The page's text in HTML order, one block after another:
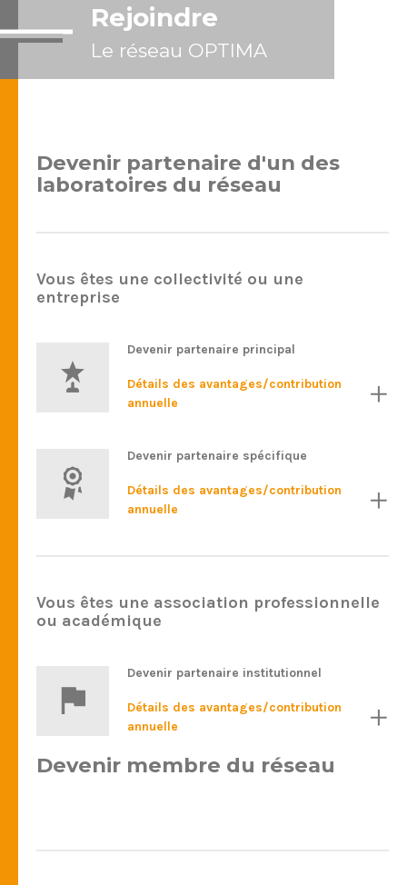
Rejoindre
Le réseau OPTIMA
Devenir partenaire d'un des
laboratoires du réseau
Vous êtes une collectivité ou une
entreprise
Devenir partenaire principal
Détails des avantages/contribution
annuelle
Devenir partenaire spécifique
Détails des avantages/contribution
annuelle
Vous êtes une association professionnelle
ou académique
Devenir partenaire institutionnel
Détails des avantages/contribution
annuelle
Devenir membre du réseau